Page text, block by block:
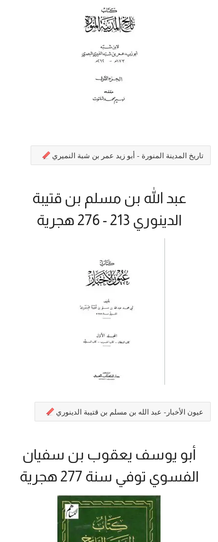
تاريخ المدينة المنورة - أبو زيد عمر بن شبة النميري
عبد الله بن مسلم بن قتيبة
الدينوري 213 - 276 هجرية
عيون الأخبار- عبد الله بن مسلم بن قتيبة الدينوري
أبو يوسف يعقوب بن سفيان
الفسوي توفي سنة 277 هجرية